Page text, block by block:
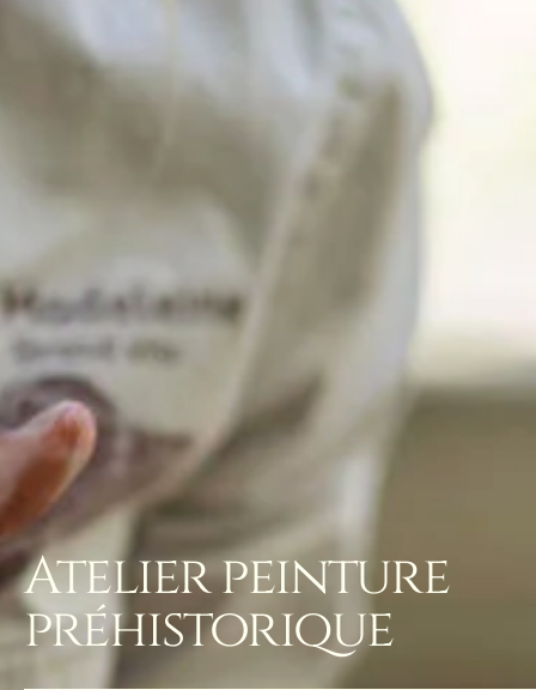
Atelier peinture
préhistorique